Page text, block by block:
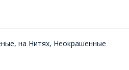
на Нитях, Неокрашенные